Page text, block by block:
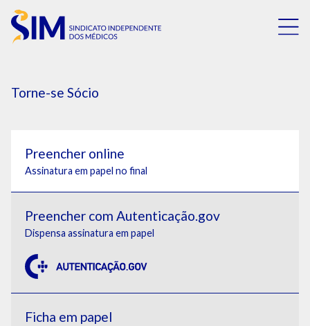
Torne-se Sócio
Preencher online
Assinatura em papel no final
Preencher com Autenticação.gov
Dispensa assinatura em papel
Ficha em papel